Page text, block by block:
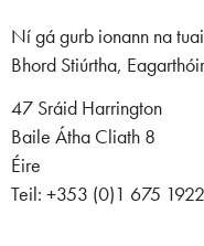
Ní gá gurb ionann na
Bhord Stiúrtha,
47 Sráid Harrington
Baile Átha Cliath 8
Éire
Teil: +353 (0)1 675 1922